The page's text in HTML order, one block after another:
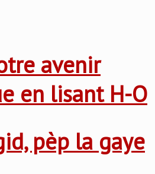
avenir
en lisant H-O
pèp la gaye